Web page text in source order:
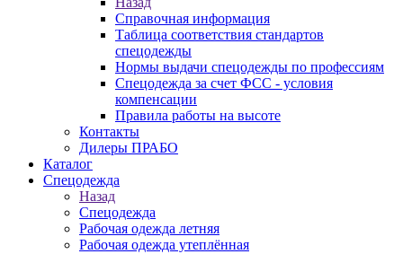
Справочная информация
Таблица соответствия стандартов
спецодежды
Нормы выдачи спецодежды по профессиям
Спецодежда за счет ФСС - условия
компенсации
Правила работы на высоте
Контакты
Дилеры ПРАБО
Каталог
Спецодежда
Назад
Спецодежда
Рабочая одежда летняя
Рабочая одежда утеплённая